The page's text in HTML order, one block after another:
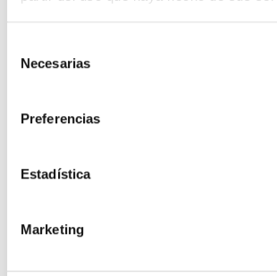
Necesarias
Preferencias
Estadística
Marketing